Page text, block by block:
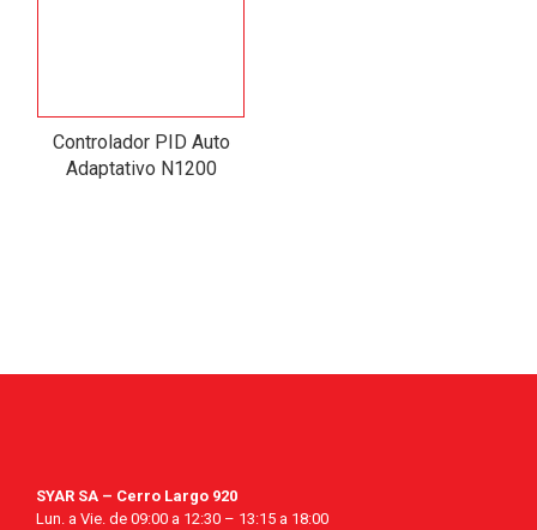
Controlador PID Auto
Adaptativo N1200
SYAR SA – Cerro Largo 920
Lun. a Vie. de 09:00 a 12:30 – 13:15 a 18:00